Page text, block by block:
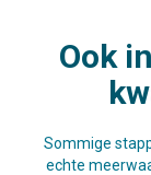
Ook
Sommige
echte